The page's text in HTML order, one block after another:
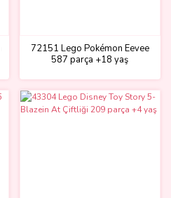
72151 Lego Pokémon Eevee
587 parça +18 yaş